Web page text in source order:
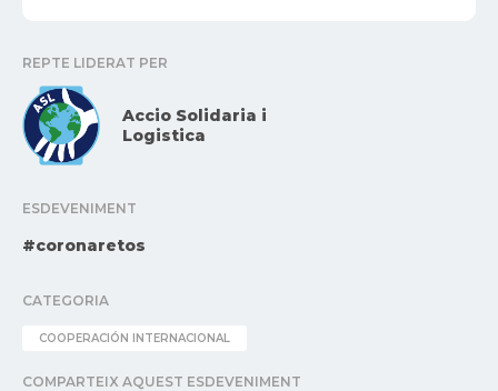
REPTE LIDERAT PER
Accio Solidaria i
Logistica
ESDEVENIMENT
#coronaretos
CATEGORIA
COOPERACIÓN INTERNACIONAL
COMPARTEIX AQUEST ESDEVENIMENT